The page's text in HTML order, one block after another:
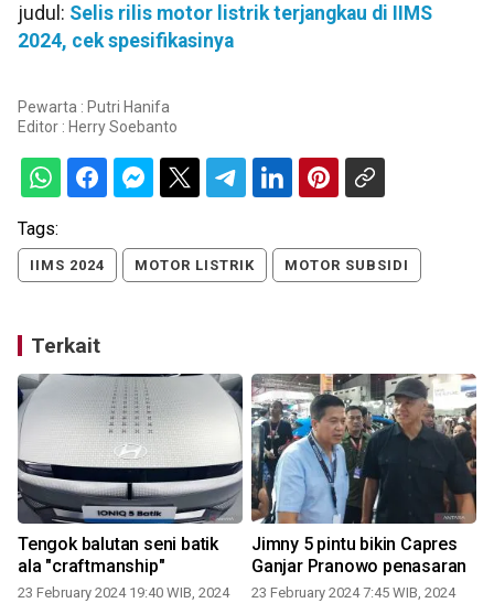
judul: Selis rilis motor listrik terjangkau di IIMS
2024, cek spesifikasinya
Pewarta : Putri Hanifa
Editor : Herry Soebanto
Tags:
IIMS 2024 MOTOR LISTRIK MOTOR SUBSIDI
Terkait
Tengok balutan seni batik
ala "craftmanship"
23 February 2024 19:40 WIB, 2024
Jimny 5 pintu bikin Capres
Ganjar Pranowo penasaran
23 February 2024 7:45 WIB, 2024